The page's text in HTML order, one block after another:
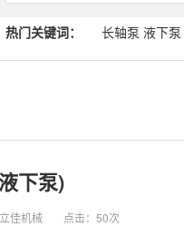
热门关键词： 长轴泵 液下泵
下泵)
佳机械 点击： 50次